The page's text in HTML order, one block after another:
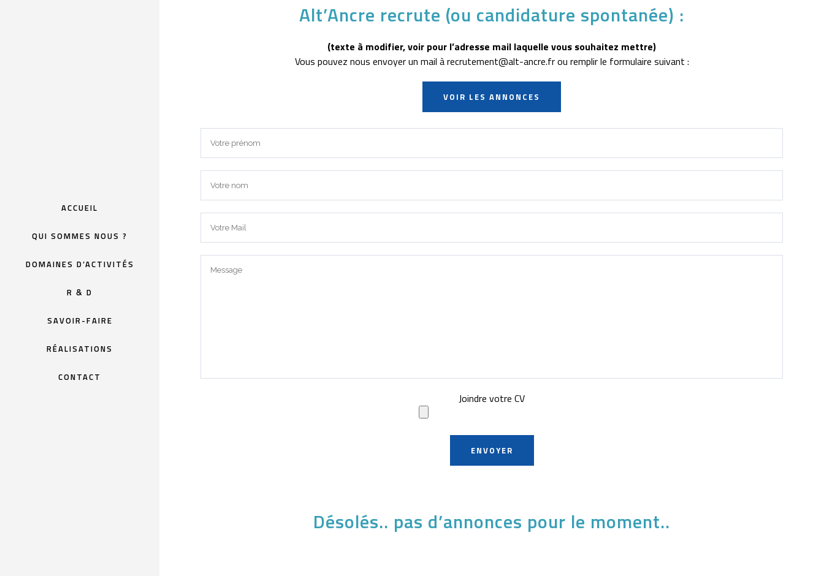
ACCUEIL
QUI SOMMES NOUS ?
DOMAINES D’ACTIVITÉS
R & D
SAVOIR-FAIRE
RÉALISATIONS
CONTACT
Alt’Ancre recrute (ou candidature spontanée) :
(texte à modifier, voir pour l’adresse mail laquelle vous souhaitez mettre)
Vous pouvez nous envoyer un mail à recrutement@alt-ancre.fr ou remplir le formulaire suivant :
VOIR LES ANNONCES
Joindre votre CV
Désolés.. pas d’annonces pour le moment..